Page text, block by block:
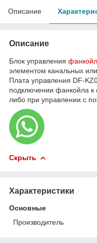
Описание
Описание
Блок управления
элементом канальных
Плата управления DF-
подключении фанкойла к
либо при управлении с
Скрыть
Характеристики
Основные
Производитель